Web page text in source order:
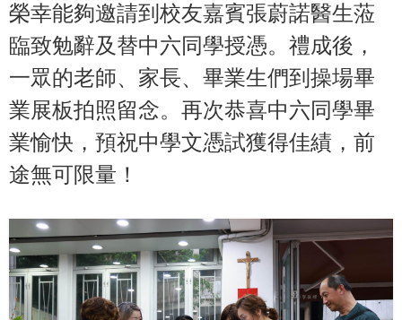
榮幸能夠邀請到校友嘉賓張蔚諾醫生蒞
臨致勉辭及替中六同學授憑。禮成後，
一眾的老師、家長、畢業生們到操場畢
業展板拍照留念。再次恭喜中六同學畢
業愉快，預祝中學文憑試獲得佳績，前
途無可限量！